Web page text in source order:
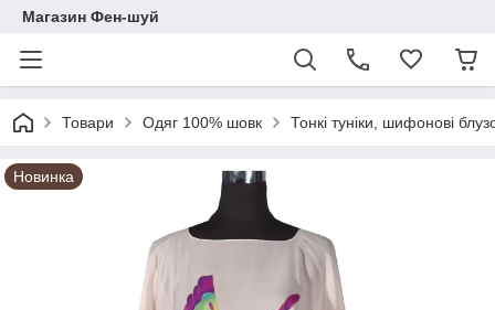
Магазин Фен-шуй
Товари Одяг 100% шовк Тонкі туніки, шифонові
Новинка